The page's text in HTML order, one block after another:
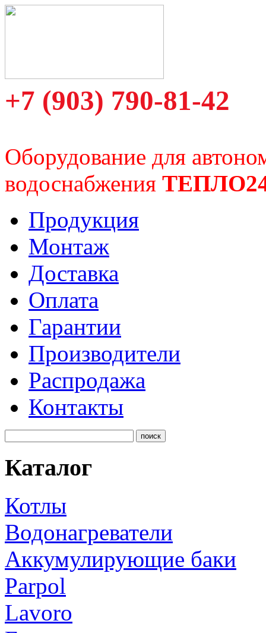
+7 (903) 790-81-42
Оборудование для
водоснабжения
Продукция
Монтаж
Доставка
Оплата
Гарантии
Производители
Распродажа
Контакты
Каталог
Котлы
Водонагреватели
Аккумулирующие баки
Parpol
Lavoro